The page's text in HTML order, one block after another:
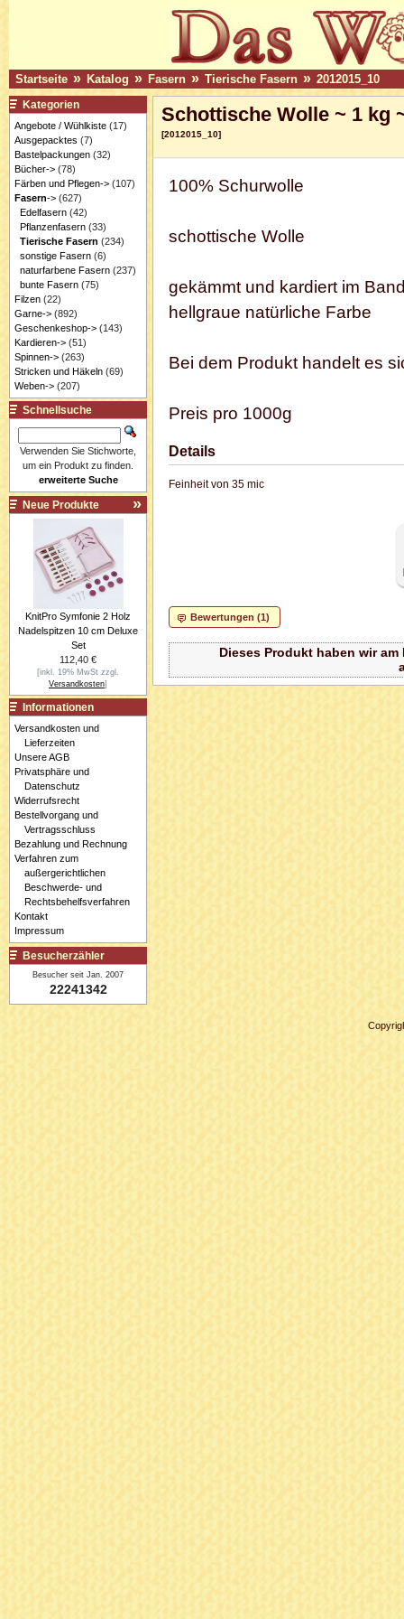
Startseite » Katalog » Fasern » Tierische Fasern » 2012015_10
Schottische Wolle ~ 1 kg
[2012015_10]
100% Schurwolle
schottische Wolle
gekämmt und kardiert im
hellgraue natürliche Farbe
Bei dem Produkt handelt es
Preis pro 1000g
Details
Feinheit von 35 mic
Bewertungen (1)
Dieses Produkt haben wir
Kategorien
Angebote / Wühlkiste(17)
Ausgepacktes (7)
Bastelpackungen(32)
Bücher->(78)
Färben und Pflegen->(107)
Fasern->(627)
Edelfasern(42)
Pflanzenfasern(33)
Tierische Fasern (234)
sonstige Fasern(6)
naturfarbene Fasern(237)
bunte Fasern(75)
Filzen(22)
Garne->(892)
Geschenkeshop->(143)
Kardieren->(51)
Spinnen->(263)
Stricken und Häkeln(69)
Weben->(207)
Schnellsuche
Verwenden Sie Stichworte,
um ein Produkt zu finden.
erweiterte Suche
Neue Produkte
KnitPro Symfonie 2 Holz
Nadelspitzen 10 cm Deluxe
Set
112,40 €
[inkl. 19% MwSt zzgl.
Versandkosten]
Informationen
Versandkosten und
Lieferzeiten
Unsere AGB
Privatsphäre und
Datenschutz
Widerrufsrecht
Bestellvorgang und
Vertragsschluss
Bezahlung und Rechnung
Verfahren zum
außergerichtlichen
Beschwerde- und
Rechtsbehelfsverfahren
Kontakt
Impressum
Besucherzähler
Besucher seit Jan. 2007
22241342